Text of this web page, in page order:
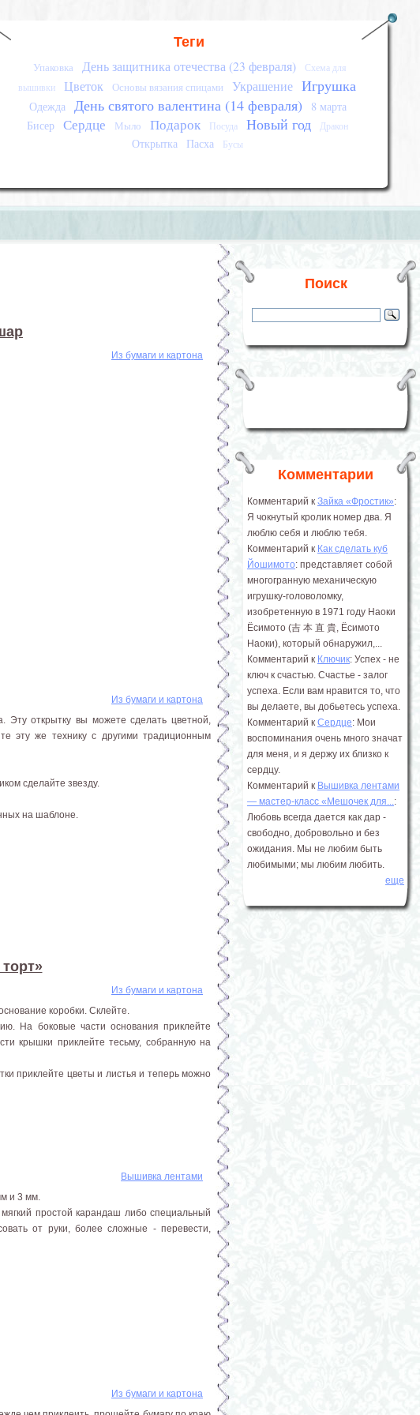
Теги
Упаковка День защитника отечества (23 февраля)
Схема для
вышивки
Цветок Основы вязания спицами Украшение Игрушка
Одежда День святого валентина (14 февраля)
8 марта
Бисер Сердце Мыло Подарок Посуда Новый год Дракон
Открытка Пасха Бусы
Из бумаги и картона
Из бумаги и картона
Эту открытку вы можете сделать цветной,
эту же технику с другими традиционным
сделайте звезду.
на шаблоне.
Из бумаги и картона
коробки. Склейте.
На боковые части основания приклейте
крышки приклейте тесьму, собранную на
приклейте цветы и листья и теперь можно
Вышивка лентами
и 3 мм.
простой карандаш либо специальный
от руки, более сложные - перевести,
Из бумаги и картона
Поиск
Комментарии
Комментарий к Зайка «Фростик»:
Я чокнутый кролик номер два. Я
люблю себя и люблю тебя.
Комментарий к Как сделать куб
Йошимото: представляет собой
многогранную механическую
игрушку-головоломку,
изобретенную в 1971 году Наоки
Ёсимото (吉 本 直 貴, Ёсимото
Наоки), который обнаружил,...
Комментарий к Ключик: Успех - не
ключ к счастью. Счастье - залог
успеха. Если вам нравится то, что
вы делаете, вы добьетесь успеха.
Комментарий к Сердце: Мои
воспоминания очень много значат
для меня, и я держу их близко к
сердцу.
Комментарий к Вышивка лентами
― мастер-класс «Мешочек для...:
Любовь всегда дается как дар -
свободно, добровольно и без
ожидания. Мы не любим быть
любимыми; мы любим любить.
еще